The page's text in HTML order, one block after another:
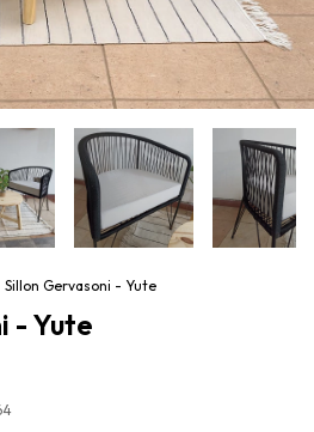
Sillon Gervasoni - Yute
- Yute